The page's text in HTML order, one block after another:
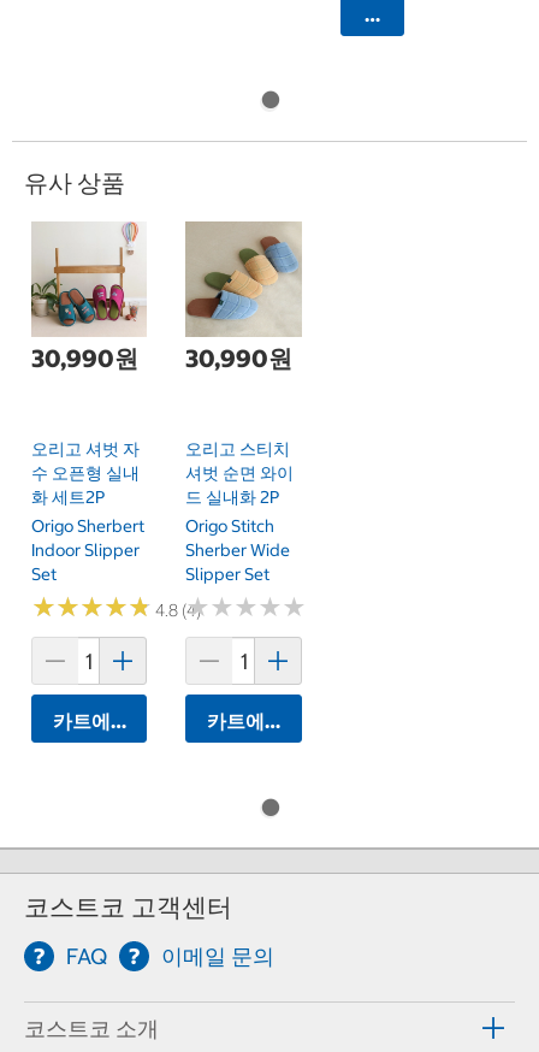
카트에 담기
유사 상품
30,990원
오리고 셔벗 자
수 오픈형 실내
화 세트2P
Origo Sherbert
Indoor Slipper
Set
★★★★★
★★★★★ 4.8 (4)
카트에 담기
30,990원
오리고 스티치
셔벗 순면 와이
드 실내화 2P
Origo Stitch
Sherber Wide
Slipper Set
★★★★★
★★★★★
카트에 담기
코스트코 고객센터
FAQ 이메일 문의
코스트코 소개